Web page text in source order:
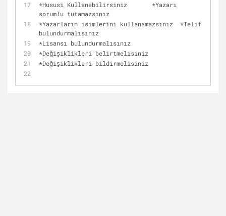
*
*Yazarı
sorumlu tutamazsınız
*
*Telif
bulundurmalısınız
*Lisansı bulundurmalısınız
*Değişiklikleri belirtmelisiniz
*Değişiklikleri bildirmelisiniz